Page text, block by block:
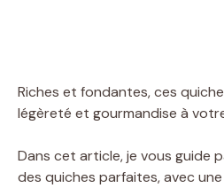
Riches et fondantes, ces
légèreté et gourmandise à
Dans cet article, je vous guide
des quiches parfaites, avec